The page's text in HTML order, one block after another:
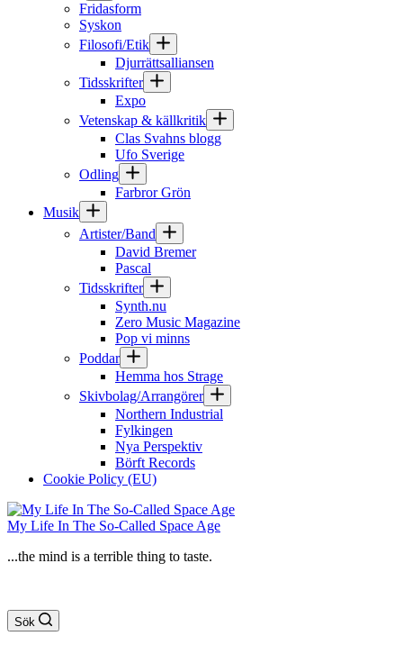
Fridasform
Syskon
Filosofi/Etik
Djurrättsalliansen
Tidsskrifter
Expo
Vetenskap & källkritik
Clas Svahns blogg
Ufo Sverige
Odling
Farbror Grön
Musik
Artister/Band
David Bremer
Pascal
Tidsskrifter
Synth.nu
Zero Music Magazine
Pop vi minns
Poddar
Hemma hos Strage
Skivbolag/Arrangörer
Northern Industrial
Fylkingen
Nya Perspektiv
Börft Records
Cookie Policy (EU)
My Life In The So-Called Space Age
...the mind is a terrible thing to taste.
Sök